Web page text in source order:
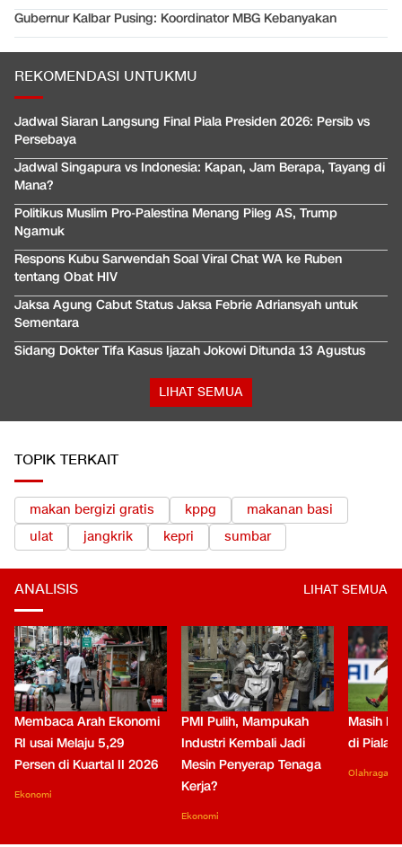
Gubernur Kalbar Pusing: Koordinator MBG Kebanyakan
REKOMENDASI UNTUKMU
Jadwal Siaran Langsung Final Piala Presiden 2026: Persib vs
Persebaya
Jadwal Singapura vs Indonesia: Kapan, Jam Berapa, Tayang di
Mana?
Politikus Muslim Pro-Palestina Menang Pileg AS, Trump
Ngamuk
Respons Kubu Sarwendah Soal Viral Chat WA ke Ruben
tentang Obat HIV
Jaksa Agung Cabut Status Jaksa Febrie Adriansyah untuk
Sementara
Sidang Dokter Tifa Kasus Ijazah Jokowi Ditunda 13 Agustus
LIHAT SEMUA
TOPIK TERKAIT
makan bergizi gratis kppg
makanan basi
ulat
jangkrik kepri sumbar
ANALISIS LIHAT SEMUA
Membaca Arah Ekonomi
RI usai Melaju 5,29
Persen di Kuartal II 2026
Ekonomi
PMI Pulih, Mampukah
Industri Kembali Jadi
Mesin Penyerap Tenaga
Kerja?
Ekonomi
Masih
di Piala
Olahraga